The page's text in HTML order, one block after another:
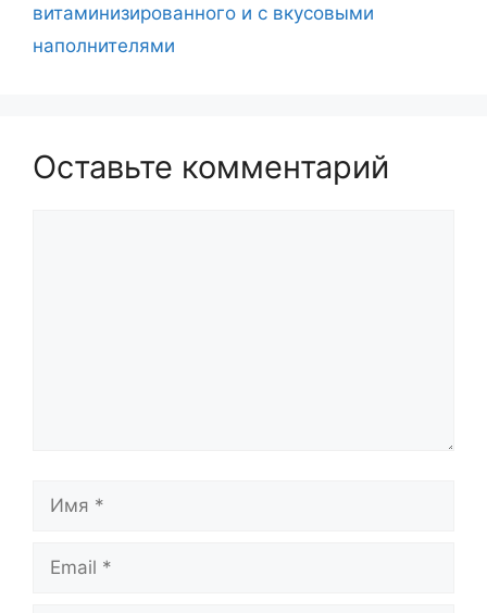
витаминизированного и с вкусовыми
наполнителями
Оставьте комментарий